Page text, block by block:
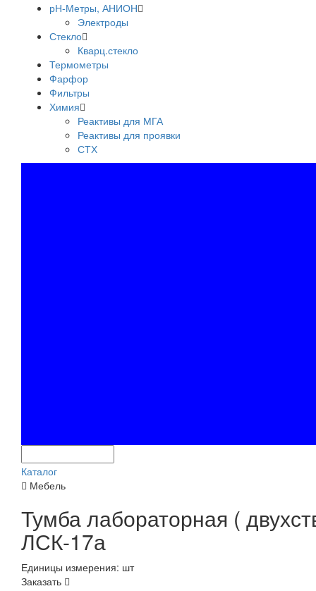
рН-Метры, АНИОН
Электроды
Стекло
Кварц.стекло
Термометры
Фарфор
Фильтры
Химия
Реактивы для МГА
Реактивы для проявки
СТХ
Каталог
Мебель
Тумба лабораторная (
ЛСК-17а
Единицы измерения: шт
Заказать